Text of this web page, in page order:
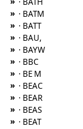
» · BATM
» · BATT
» · BAU,
» · BAYW
» · BBC
» · BE M
» · BEAC
» · BEAR
» · BEAS
» · BEAT